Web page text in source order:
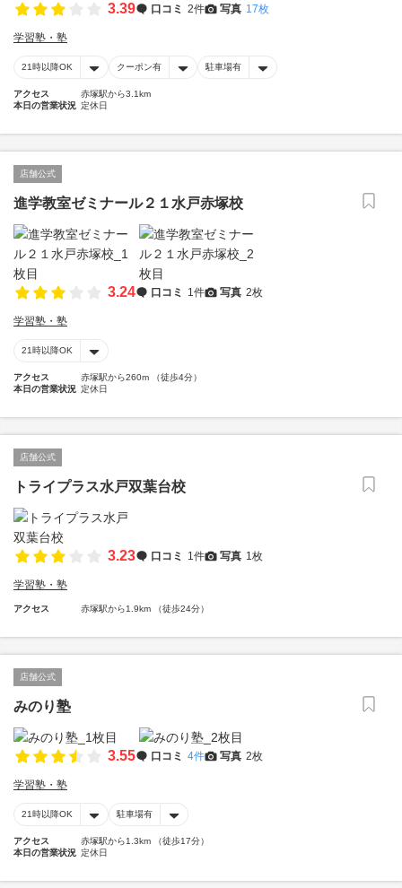
3.39 口コミ 2件 写真 17枚
学習塾・塾
21時以降OK クーポン有 駐車場有
アクセス
赤塚駅から3.1km
本日の営業状況 定休日
店舗公式
進学教室ゼミナール２１水戸赤塚校
3.24 口コミ 1件 写真 2枚
学習塾・塾
21時以降OK
アクセス
赤塚駅から260m （徒歩4分）
本日の営業状況 定休日
店舗公式
トライプラス水戸双葉台校
3.23 口コミ 1件 写真 1枚
学習塾・塾
アクセス 赤塚駅から1.9km （徒歩24分）
店舗公式
みのり塾
3.55 口コミ 4件 写真 2枚
学習塾・塾
21時以降OK 駐車場有
アクセス
赤塚駅から1.3km （徒歩17分）
本日の営業状況 定休日